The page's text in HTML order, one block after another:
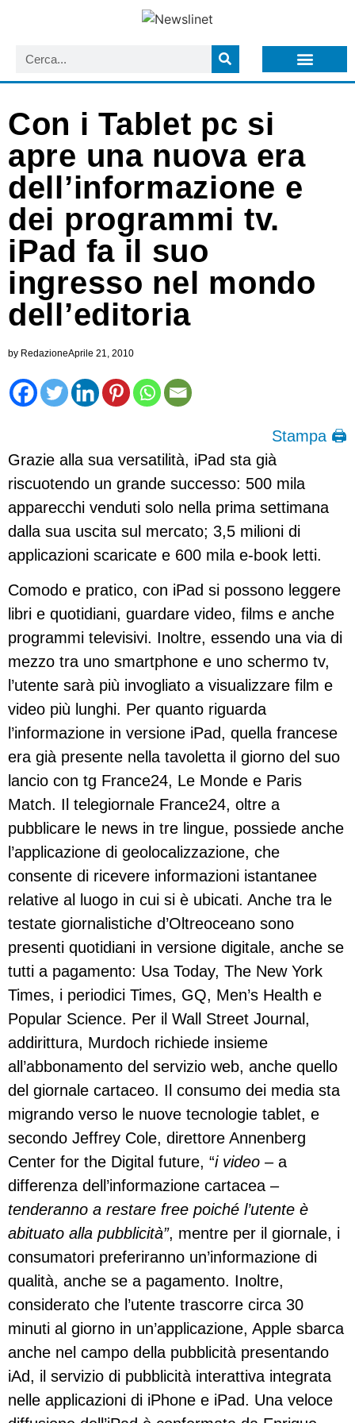
Con i Tablet pc si
apre una nuova era
dell’informazione e
dei programmi tv.
iPad fa il suo
ingresso nel mondo
dell’editoria
by RedazioneAprile 21, 2010
Stampa 🖨
Grazie alla sua versatilità, iPad sta già
riscuotendo un grande successo: 500 mila
apparecchi venduti solo nella prima settimana
dalla sua uscita sul mercato; 3,5 milioni di
applicazioni scaricate e 600 mila e-book letti.
Comodo e pratico, con iPad si possono leggere
libri e quotidiani, guardare video, films e anche
programmi televisivi. Inoltre, essendo una via di
mezzo tra uno smartphone e uno schermo tv,
l’utente sarà più invogliato a visualizzare film e
video più lunghi. Per quanto riguarda
l’informazione in versione iPad, quella francese
era già presente nella tavoletta il giorno del suo
lancio con tg France24, Le Monde e Paris
Match. Il telegiornale France24, oltre a
pubblicare le news in tre lingue, possiede anche
l’applicazione di geolocalizzazione, che
consente di ricevere informazioni istantanee
relative al luogo in cui si è ubicati. Anche tra le
testate giornalistiche d’Oltreoceano sono
presenti quotidiani in versione digitale, anche se
tutti a pagamento: Usa Today, The New York
Times, i periodici Times, GQ, Men’s Health e
Popular Science. Per il Wall Street Journal,
addirittura, Murdoch richiede insieme
all’abbonamento del servizio web, anche quello
del giornale cartaceo. Il consumo dei media sta
migrando verso le nuove tecnologie tablet, e
secondo Jeffrey Cole, direttore Annenberg
Center for the Digital future, “i video – a
differenza dell’informazione cartacea –
tenderanno a restare free poiché l’utente è
abituato alla pubblicità”, mentre per il giornale, i
consumatori preferiranno un’informazione di
qualità, anche se a pagamento. Inoltre,
considerato che l’utente trascorre circa 30
minuti al giorno in un’applicazione, Apple sbarca
anche nel campo della pubblicità presentando
iAd, il servizio di pubblicità interattiva integrata
nelle applicazioni di iPhone e iPad. Una veloce